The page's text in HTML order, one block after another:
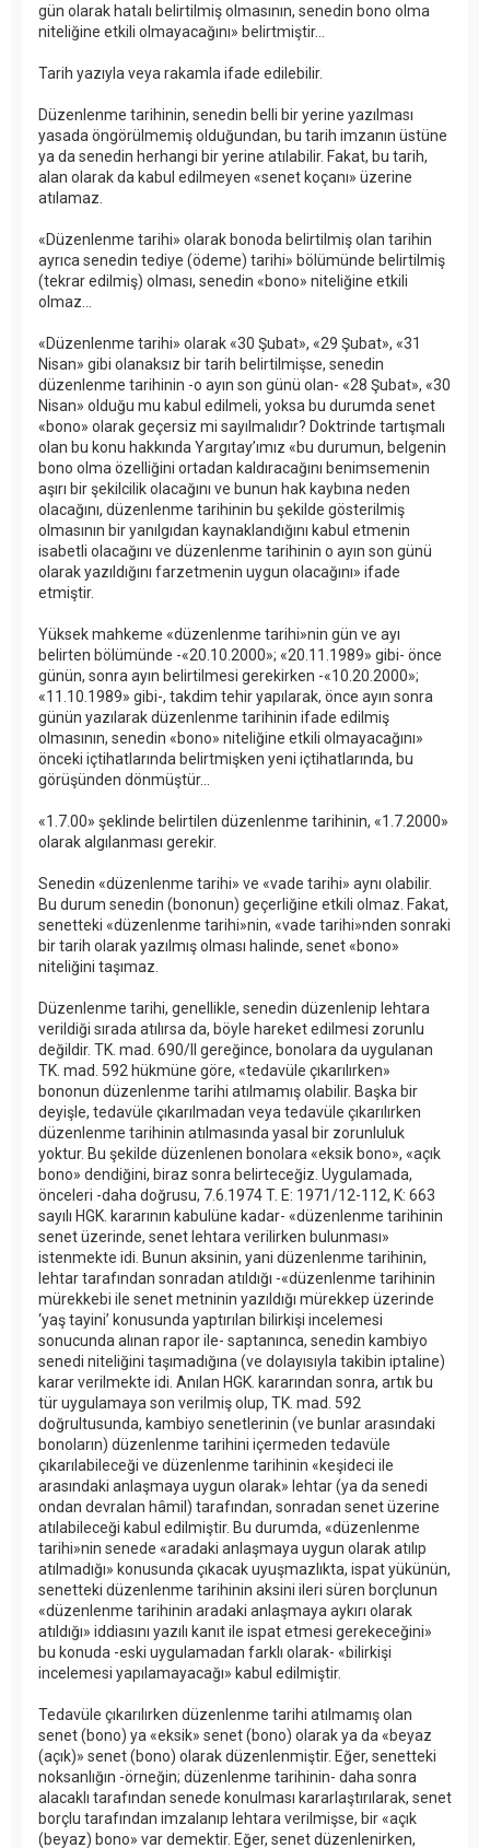
gün olarak hatalı belirtilmiş olmasının, senedin bono olma
niteliğine etkili olmayacağını» belirtmiştir...
Tarih yazıyla veya rakamla ifade edilebilir.
Düzenlenme tarihinin, senedin belli bir yerine yazılması
yasada öngörülmemiş olduğundan, bu tarih imzanın üstüne
ya da senedin herhangi bir yerine atılabilir. Fakat, bu tarih,
alan olarak da kabul edilmeyen «senet koçanı» üzerine
atılamaz.
«Düzenlenme tarihi» olarak bonoda belirtilmiş olan tarihin
ayrıca senedin tediye (ödeme) tarihi» bölümünde belirtilmiş
(tekrar edilmiş) olması, senedin «bono» niteliğine etkili
olmaz...
«Düzenlenme tarihi» olarak «30 Şubat», «29 Şubat», «31
Nisan» gibi olanaksız bir tarih belirtilmişse, senedin
düzenlenme tarihinin -o ayın son günü olan- «28 Şubat», «30
Nisan» olduğu mu kabul edilmeli, yoksa bu durumda senet
«bono» olarak geçersiz mi sayılmalıdır? Doktrinde tartışmalı
olan bu konu hakkında Yargıtay’ımız «bu durumun, belgenin
bono olma özelliğini ortadan kaldıracağını benimsemenin
aşırı bir şekilcilik olacağını ve bunun hak kaybına neden
olacağını, düzenlenme tarihinin bu şekilde gösterilmiş
olmasının bir yanılgıdan kaynaklandığını kabul etmenin
isabetli olacağını ve düzenlenme tarihinin o ayın son günü
olarak yazıldığını farzetmenin uygun olacağını» ifade
etmiştir.
Yüksek mahkeme «düzenlenme tarihi»nin gün ve ayı
belirten bölümünde -«20.10.2000»; «20.11.1989» gibi- önce
günün, sonra ayın belirtilmesi gerekirken -«10.20.2000»;
«11.10.1989» gibi-, takdim tehir yapılarak, önce ayın sonra
günün yazılarak düzenlenme tarihinin ifade edilmiş
olmasının, senedin «bono» niteliğine etkili olmayacağını»
önceki içtihatlarında belirtmişken yeni içtihatlarında, bu
görüşünden dönmüştür...
«1.7.00» şeklinde belirtilen düzenlenme tarihinin, «1.7.2000»
olarak algılanması gerekir.
Senedin «düzenlenme tarihi» ve «vade tarihi» aynı olabilir.
Bu durum senedin (bononun) geçerliğine etkili olmaz. Fakat,
senetteki «düzenlenme tarihi»nin, «vade tarihi»nden sonraki
bir tarih olarak yazılmış olması halinde, senet «bono»
niteliğini taşımaz.
Düzenlenme tarihi, genellikle, senedin düzenlenip lehtara
verildiği sırada atılırsa da, böyle hareket edilmesi zorunlu
değildir. TK. mad. 690/II gereğince, bonolara da uygulanan
TK. mad. 592 hükmüne göre, «tedavüle çıkarılırken»
bononun düzenlenme tarihi atılmamış olabilir. Başka bir
deyişle, tedavüle çıkarılmadan veya tedavüle çıkarılırken
düzenlenme tarihinin atılmasında yasal bir zorunluluk
yoktur. Bu şekilde düzenlenen bonolara «eksik bono», «açık
bono» dendiğini, biraz sonra belirteceğiz. Uygulamada,
önceleri -daha doğrusu, 7.6.1974 T. E: 1971/12-112, K: 663
sayılı HGK. kararının kabulüne kadar- «düzenlenme tarihinin
senet üzerinde, senet lehtara verilirken bulunması»
istenmekte idi. Bunun aksinin, yani düzenlenme tarihinin,
lehtar tarafından sonradan atıldığı -«düzenlenme tarihinin
mürekkebi ile senet metninin yazıldığı mürekkep üzerinde
‘yaş tayini’ konusunda yaptırılan bilirkişi incelemesi
sonucunda alınan rapor ile- saptanınca, senedin kambiyo
senedi niteliğini taşımadığına (ve dolayısıyla takibin iptaline)
karar verilmekte idi. Anılan HGK. kararından sonra, artık bu
tür uygulamaya son verilmiş olup, TK. mad. 592
doğrultusunda, kambiyo senetlerinin (ve bunlar arasındaki
bonoların) düzenlenme tarihini içermeden tedavüle
çıkarılabileceği ve düzenlenme tarihinin «keşideci ile
arasındaki anlaşmaya uygun olarak» lehtar (ya da senedi
ondan devralan hâmil) tarafından, sonradan senet üzerine
atılabileceği kabul edilmiştir. Bu durumda, «düzenlenme
tarihi»nin senede «aradaki anlaşmaya uygun olarak atılıp
atılmadığı» konusunda çıkacak uyuşmazlıkta, ispat yükünün,
senetteki düzenlenme tarihinin aksini ileri süren borçlunun
«düzenlenme tarihinin aradaki anlaşmaya aykırı olarak
atıldığı» iddiasını yazılı kanıt ile ispat etmesi gerekeceğini»
bu konuda -eski uygulamadan farklı olarak- «bilirkişi
incelemesi yapılamayacağı» kabul edilmiştir.
Tedavüle çıkarılırken düzenlenme tarihi atılmamış olan
senet (bono) ya «eksik» senet (bono) olarak ya da «beyaz
(açık)» senet (bono) olarak düzenlenmiştir. Eğer, senetteki
noksanlığın -örneğin; düzenlenme tarihinin- daha sonra
alacaklı tarafından senede konulması kararlaştırılarak, senet
borçlu tarafından imzalanıp lehtara verilmişse, bir «açık
(beyaz) bono» var demektir. Eğer, senet düzenlenirken,